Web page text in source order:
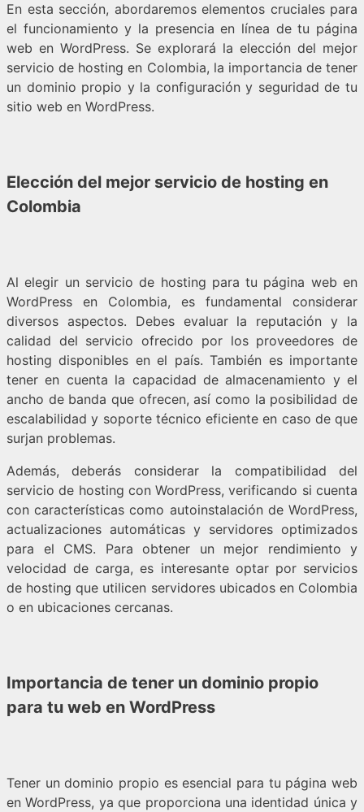
En esta sección, abordaremos elementos cruciales para
el funcionamiento y la presencia en línea de tu página
web en WordPress. Se explorará la elección del mejor
servicio de hosting en Colombia, la importancia de tener
un dominio propio y la configuración y seguridad de tu
sitio web en WordPress.
Elección del mejor servicio de hosting en
Colombia
Al elegir un servicio de hosting para tu página web en
WordPress en Colombia, es fundamental considerar
diversos aspectos. Debes evaluar la reputación y la
calidad del servicio ofrecido por los proveedores de
hosting disponibles en el país. También es importante
tener en cuenta la capacidad de almacenamiento y el
ancho de banda que ofrecen, así como la posibilidad de
escalabilidad y soporte técnico eficiente en caso de que
surjan problemas.
Además, deberás considerar la compatibilidad del
servicio de hosting con WordPress, verificando si cuenta
con características como autoinstalación de WordPress,
actualizaciones automáticas y servidores optimizados
para el CMS. Para obtener un mejor rendimiento y
velocidad de carga, es interesante optar por servicios
de hosting que utilicen servidores ubicados en Colombia
o en ubicaciones cercanas.
Importancia de tener un dominio propio
para tu web en WordPress
Tener un dominio propio es esencial para tu página web
en WordPress, ya que proporciona una identidad única y